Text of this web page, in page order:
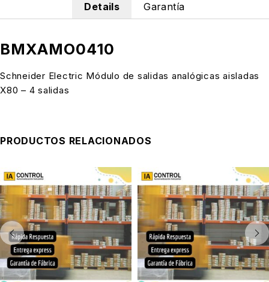
Details Garantía
BMXAMO0410
Schneider Electric Módulo de salidas analógicas aisladas
X80 – 4 salidas
PRODUCTOS RELACIONADOS